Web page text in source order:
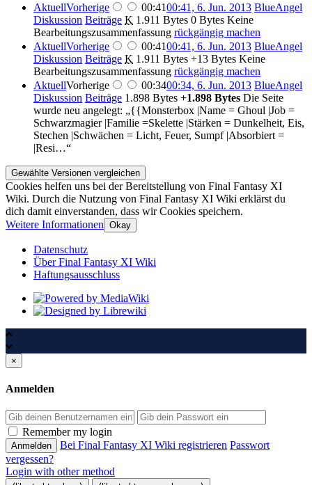
AktuellVorherige 00:4100:41, 6. Jun. 2013 BlueAngel
Diskussion Beiträge K 1.911 Bytes 0 Bytes Keine
Bearbeitungszusammenfassung rückgängig machen
AktuellVorherige 00:4100:41, 6. Jun. 2013 BlueAngel
Diskussion Beiträge K 1.911 Bytes +13 Bytes Keine
Bearbeitungszusammenfassung rückgängig machen
AktuellVorherige 00:3400:34, 6. Jun. 2013 BlueAngel
Diskussion Beiträge 1.898 Bytes +1.898 Bytes Die Seite
wurde neu angelegt: „{{Monsterbox |Name = Ghoul |Job =
Schwarzmagier |Familie =Skelette |Stärken = Dunkelheit, Eis,
Stechen |Schwächen = Licht, Feuer, Sumpf |Absorbiert =
|Resi…“
Cookies helfen uns bei der Bereitstellung von Final Fantasy XI
Wiki. Durch die Nutzung von Final Fantasy XI Wiki erklärst du
dich damit einverstanden, dass wir Cookies speichern.
Weitere Informationen Okay
Datenschutz
Über Final Fantasy XI Wiki
Haftungsausschluss
×
Anmelden
Passwort
Remember my login
Bei Final Fantasy XI Wiki registrieren Passwort
vergessen?
Login with other method